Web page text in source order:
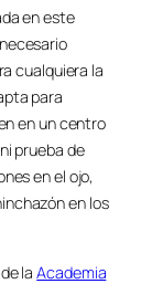
en este
cualquiera la
para
en un centro
prueba de
en el ojo,
en los
laAcademia